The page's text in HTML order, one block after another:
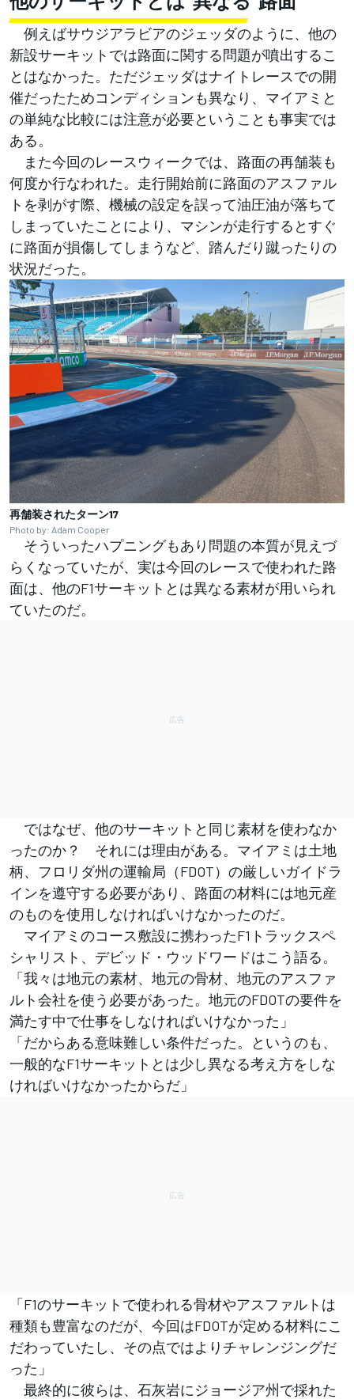
例えばサウジアラビアのジェッダのように、他の
新設サーキットでは路面に関する問題が噴出するこ
とはなかった。ただジェッダはナイトレースでの開
催だったためコンディションも異なり、マイアミと
の単純な比較には注意が必要ということも事実では
ある。
また今回のレースウィークでは、路面の再舗装も
何度か行なわれた。走行開始前に路面のアスファル
トを剥がす際、機械の設定を誤って油圧油が落ちて
しまっていたことにより、マシンが走行するとすぐ
に路面が損傷してしまうなど、踏んだり蹴ったりの
状況だった。
再舗装されたターン17
Photo by: Adam Cooper
そういったハプニングもあり問題の本質が見えづ
らくなっていたが、実は今回のレースで使われた路
面は、他のF1サーキットとは異なる素材が用いられ
ていたのだ。
ではなぜ、他のサーキットと同じ素材を使わなか
ったのか？ それには理由がある。マイアミは土地
柄、フロリダ州の運輸局（FDOT）の厳しいガイドラ
インを遵守する必要があり、路面の材料には地元産
のものを使用しなければいけなかったのだ。
マイアミのコース敷設に携わったF1トラックスペ
シャリスト、デビッド・ウッドワードはこう語る。
「我々は地元の素材、地元の骨材、地元のアスファ
ルト会社を使う必要があった。地元のFDOTの要件を
満たす中で仕事をしなければいけなかった」
「だからある意味難しい条件だった。というのも、
一般的なF1サーキットとは少し異なる考え方をしな
ければいけなかったからだ」
「F1のサーキットで使われる骨材やアスファルトは
種類も豊富なのだが、今回はFDOTが定める材料にこ
だわっていたし、その点ではよりチャレンジングだ
った」
最終的に彼らは、石灰岩にジョージア州で採れた